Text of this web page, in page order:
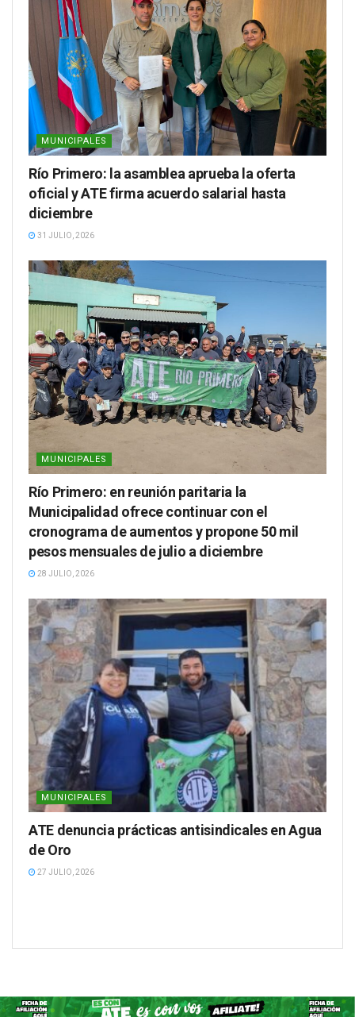
MUNICIPALES
Río Primero: la asamblea aprueba la oferta
oficial y ATE firma acuerdo salarial hasta
diciembre
31 JULIO, 2026
MUNICIPALES
Río Primero: en reunión paritaria la
Municipalidad ofrece continuar con el
cronograma de aumentos y propone 50 mil
pesos mensuales de julio a diciembre
28 JULIO, 2026
MUNICIPALES
ATE denuncia prácticas antisindicales en Agua
de Oro
27 JULIO, 2026